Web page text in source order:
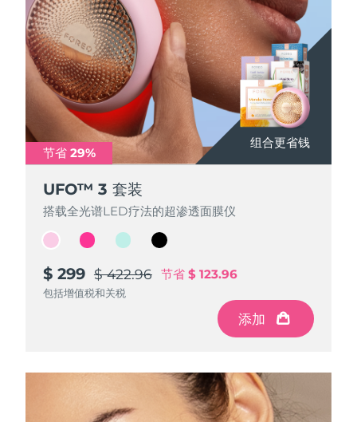
组合更省钱
节省 29%
UFO™ 3 套装
搭载全光谱LED疗法的超渗透面膜仪
$ 299 $ 422.96 节省 $ 123.96
包括增值税和关税
添加
组合更省钱
节省 29%
UFO™ 3 套装
搭载全光谱LED疗法的超渗透面膜仪
$ 299 $ 422.96 节省 $ 123.96
包括增值税和关税
添加
组合更省钱
节省 29%
UFO™ 3 套装
搭载全光谱LED疗法的超渗透面膜仪
$ 299 $ 422.96 节省 $ 123.96
包括增值税和关税
添加
组合更省钱
节省 29%
UFO™ 3 套装
搭载全光谱LED疗法的超渗透面膜仪
$ 299 $ 422.96 节省 $ 123.96
包括增值税和关税
添加